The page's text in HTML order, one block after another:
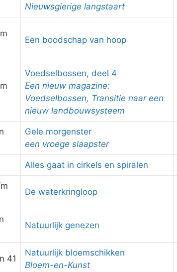
Nieuwsgierige langstaart
Een boodschap van hoop
Voedselbossen, deel 4
Een nieuw magazine:
Voedselbossen, Transitie naar een
nieuw landbouwsysteem
Gele morgenster
een vroege slaapster
Alles gaat in cirkels en spiralen
De waterkringloop
Natuurlijk genezen
41
Natuurlijk bloemschikken
Bloem-en-Kunst